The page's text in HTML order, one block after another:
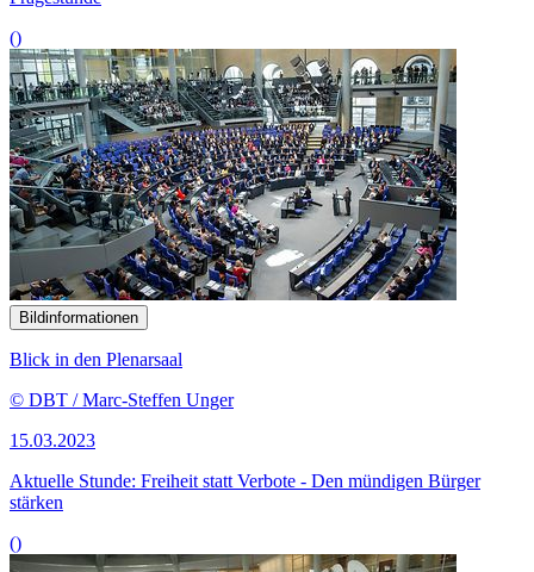
()
Bildinformationen
Blick in den Plenarsaal
© DBT / Marc-Steffen Unger
15.03.2023
Aktuelle Stunde: Freiheit statt Verbote - Den mündigen Bürger
stärken
()